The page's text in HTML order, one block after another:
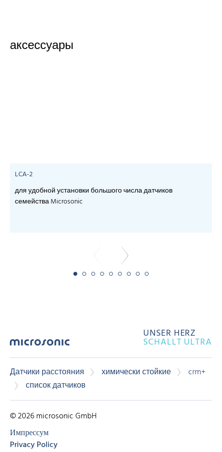
аксессуары
LCA-2
для удобной установки большого числа датчиков
семейства Microsonic
UNSER HERZ
SCHALLT ULTRA
Датчики расстояния химически стойкие
crm+
список датчиков
© 2026 microsonic GmbH
Импрессум
Privacy Policy